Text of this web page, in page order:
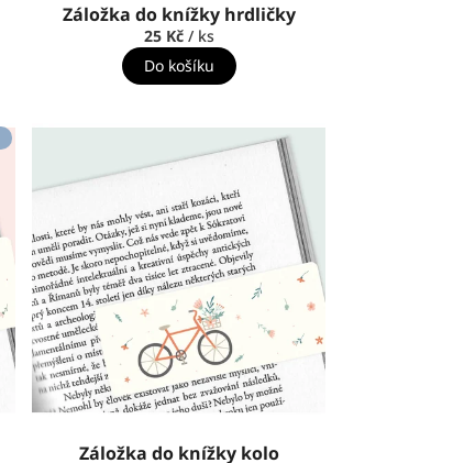
Záložka do knížky hrdličky
25 Kč / ks
Do košíku
Záložka do knížky kolo